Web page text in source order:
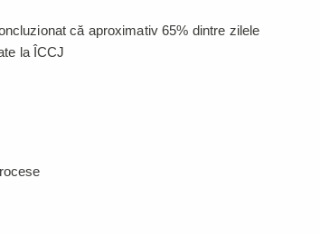
că aproximativ 65% dintre zilele
la ÎCCJ